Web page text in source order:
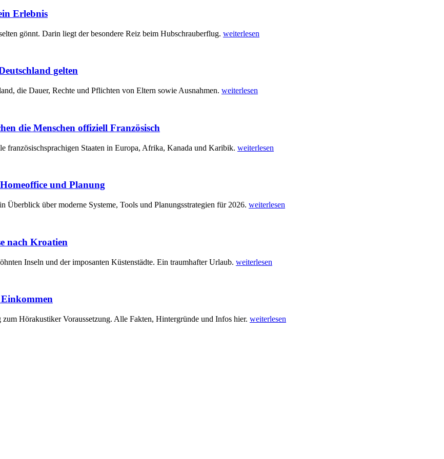
Erlebnis
gönnt. Darin liegt der besondere Reiz beim Hubschrauberflug. weiterlesen
gelten
die Dauer, Rechte und Pflichten von Eltern sowie Ausnahmen. weiterlesen
die Menschen offiziell Französisch
französischsprachigen Staaten in Europa, Afrika, Kanada und Karibik. weiterlesen
und Planung
über moderne Systeme, Tools und Planungsstrategien für 2026. weiterlesen
nach Kroatien
Inseln und der imposanten Küstenstädte. Ein traumhafter Urlaub. weiterlesen
Hörakustiker Voraussetzung. Alle Fakten, Hintergründe und Infos hier. weiterlesen